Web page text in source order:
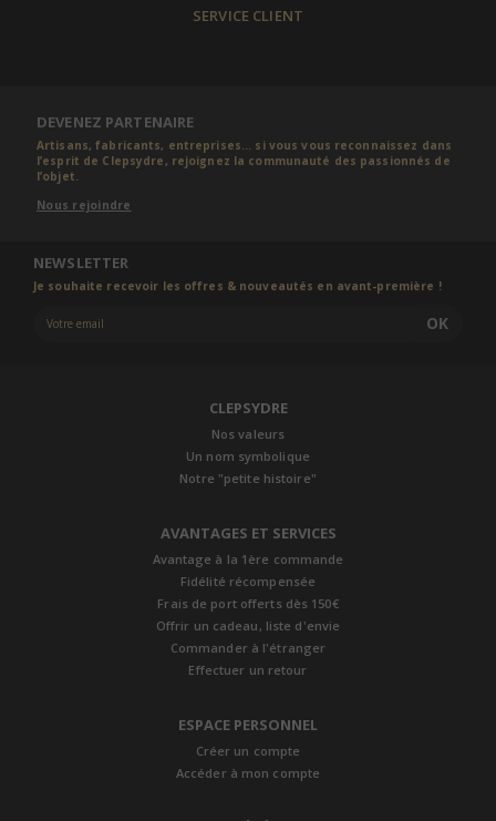
SERVICE CLIENT
DEVENEZ PARTENAIRE
Artisans, fabricants, entreprises... si vous vous reconnaissez dans
l’esprit de Clepsydre, rejoignez la communauté des passionnés de
l’objet.
Nous rejoindre
NEWSLETTER
Je souhaite recevoir les offres & nouveautés en avant-première !
OK
CLEPSYDRE
Nos valeurs
Un nom symbolique
Notre "petite histoire"
AVANTAGES ET SERVICES
Avantage à la 1ère commande
Fidélité récompensée
Frais de port offerts dès 150€
Offrir un cadeau, liste d'envie
Commander à l'étranger
Effectuer un retour
ESPACE PERSONNEL
Créer un compte
Accéder à mon compte